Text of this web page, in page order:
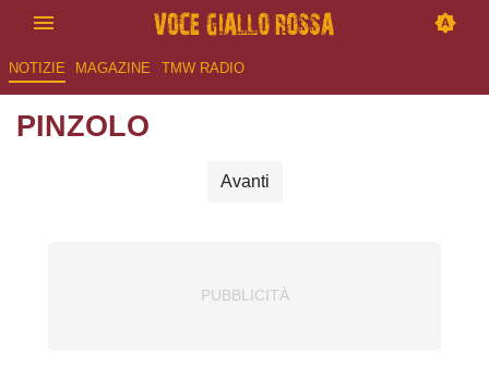
NOTIZIE MAGAZINE TMW RADIO
PINZOLO
Avanti